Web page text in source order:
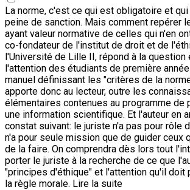
La norme, c'est ce qui est obligatoire et
peine de sanction. Mais comment repérer
ayant valeur normative de celles qui n'en
co-fondateur de l'institut de droit et de
l'Université de Lille II, répond à la question
l'attention des étudiants de première année
manuel définissant les "critères de la
apporte donc au lecteur, outre les
élémentaires contenues au programme de
une information scientifique. Et l'auteur en
constat suivant: le juriste n'a pas pour rôle
n'a pour seule mission que de guider ceux
de la faire. On comprendra dès lors tout
porter le juriste à la recherche de ce que
"principes d'éthique" et l'attention qu'il doit
la règle morale. Lire la suite